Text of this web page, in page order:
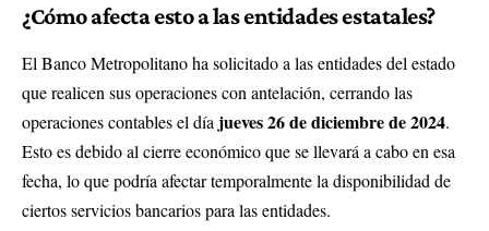
¿Cómo afecta esto a las entidades estatales?
El Banco Metropolitano ha solicitado a las entidades del estado
que realicen sus operaciones con antelación, cerrando las
operaciones contables el día jueves 26 de diciembre de 2024.
Esto es debido al cierre económico que se llevará a cabo en esa
fecha, lo que podría afectar temporalmente la disponibilidad de
ciertos servicios bancarios para las entidades.